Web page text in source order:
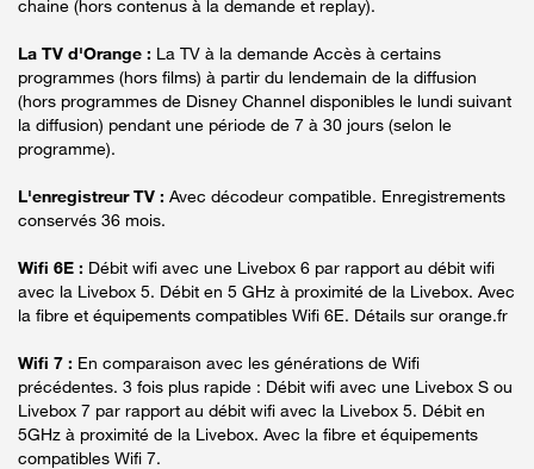
chaine (hors contenus à la demande et replay).
La TV d'Orange : La TV à la demande Accès à certains
programmes (hors films) à partir du lendemain de la diffusion
(hors programmes de Disney Channel disponibles le lundi suivant
la diffusion) pendant une période de 7 à 30 jours (selon le
programme).
L'enregistreur TV : Avec décodeur compatible. Enregistrements
conservés 36 mois.
Wifi 6E : Débit wifi avec une Livebox 6 par rapport au débit wifi
avec la Livebox 5. Débit en 5 GHz à proximité de la Livebox. Avec
la fibre et équipements compatibles Wifi 6E. Détails sur orange.fr
Wifi 7 : En comparaison avec les générations de Wifi
précédentes. 3 fois plus rapide : Débit wifi avec une Livebox S ou
Livebox 7 par rapport au débit wifi avec la Livebox 5. Débit en
5GHz à proximité de la Livebox. Avec la fibre et équipements
compatibles Wifi 7.